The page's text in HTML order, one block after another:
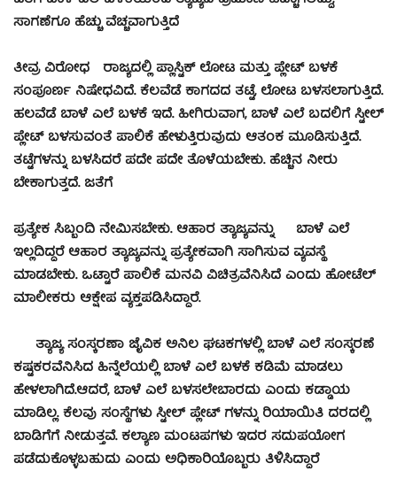
ಸಾಗಣೆಗೂ ಹೆಚ್ಚು ವೆಚ್ಚವಾಗುತ್ತಿದೆ
ತೀವ್ರ ವಿರೋಧ ರಾಜ್ಯದಲ್ಲಿ ಪ್ಲಾಸ್ಟಿಕ್ ಲೋಟ ಮತ್ತು ಪ್ಲೇಟ್ ಬಳಕೆ
ಸಂಪೂರ್ಣ ನಿಷೇಧವಿದೆ. ಕೆಲವೆಡೆ ಕಾಗದದ ತಟ್ಟೆ, ಲೋಟ ಬಳಸಲಾಗುತ್ತಿದೆ.
ಹಲವೆಡೆ ಬಾಳೆ ಎಲೆ ಬಳಕೆ ಇದೆ. ಹೀಗಿರುವಾಗ, ಬಾಳೆ ಎಲೆ ಬದಲಿಗೆ ಸ್ಟೀಲ್
ಪ್ಲೇಟ್ ಬಳಸುವಂತೆ ಪಾಲಿಕೆ ಹೇಳುತ್ತಿರುವುದು ಆತಂಕ ಮೂಡಿಸುತ್ತಿದೆ.
ತಟ್ಟೆಗಳನ್ನು ಬಳಸಿದರೆ ಪದೇ ಪದೇ ತೊಳೆಯಬೇಕು. ಹೆಚ್ಚಿನ ನೀರು
ಬೇಕಾಗುತ್ತದೆ. ಜತೆಗೆ
ಪ್ರತ್ಯೇಕ ಸಿಬ್ಬಂದಿ ನೇಮಿಸಬೇಕು. ಆಹಾರ ತ್ಯಾಜ್ಯವನ್ನು ಬಾಳೆ ಎಲೆ
ಇಲ್ಲದಿದ್ದರೆ ಆಹಾರ ತ್ಯಾಜ್ಯವನ್ನು ಪ್ರತ್ಯೇಕವಾಗಿ ಸಾಗಿಸುವ ವ್ಯವಸ್ಥೆ
ಮಾಡಬೇಕು. ಒಟ್ಟಾರೆ ಪಾಲಿಕೆ ಮನವಿ ವಿಚಿತ್ರವೆನಿಸಿದೆ ಎಂದು ಹೋಟೆಲ್
ಮಾಲೀಕರು ಆಕ್ಷೇಪ ವ್ಯಕ್ತಪಡಿಸಿದ್ದಾರೆ.
ತ್ಯಾಜ್ಯ ಸಂಸ್ಕರಣಾ ಜೈವಿಕ ಅನಿಲ ಘಟಕಗಳಲ್ಲಿ ಬಾಳೆ ಎಲೆ ಸಂಸ್ಕರಣೆ
ಕಷ್ಟಕರವೆನಿಸಿದ ಹಿನ್ನೆಲೆಯಲ್ಲಿ ಬಾಳೆ ಎಲೆ ಬಳಕೆ ಕಡಿಮೆ ಮಾಡಲು
ಹೇಳಲಾಗಿದೆ.ಆದರೆ, ಬಾಳೆ ಎಲೆ ಬಳಸಲೇಬಾರದು ಎಂದು ಕಡ್ಡಾಯ
ಮಾಡಿಲ್ಲ. ಕೆಲವು ಸಂಸ್ಥೆಗಳು ಸ್ಟೀಲ್ ಪ್ಲೇಟ್ ಗಳನ್ನು ರಿಯಾಯಿತಿ ದರದಲ್ಲಿ
ಬಾಡಿಗೆಗೆ ನೀಡುತ್ತವೆ. ಕಲ್ಯಾಣ ಮಂಟಪಗಳು ಇದರ ಸದುಪಯೋಗ
ಪಡೆದುಕೊಳ್ಳಬಹುದು ಎಂದು ಅಧಿಕಾರಿಯೊಬ್ಬರು ತಿಳಿಸಿದ್ದಾರೆ